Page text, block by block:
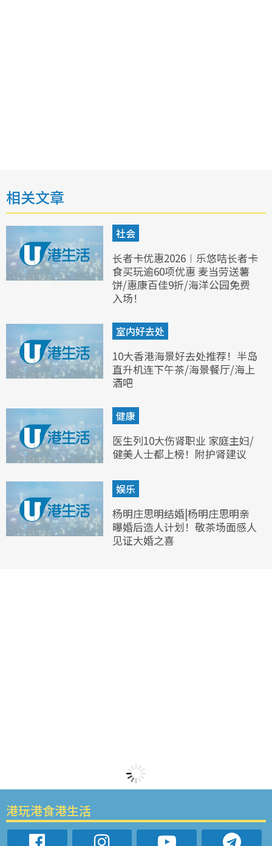
相关文章
社会
长者卡优惠2026︱乐悠咭长者卡
食买玩逾60项优惠 麦当劳送薯
饼/惠康百佳9折/海洋公园免费
入场！
室内好去处
10大香港海景好去处推荐！半岛
直升机连下午茶/海景餐厅/海上
酒吧
健康
医生列10大伤肾职业 家庭主妇/
健美人士都上榜！附护肾建议
娱乐
杨明庄思明结婚|杨明庄思明亲
曝婚后造人计划！敬茶场面感人
见证大婚之喜
港玩港食港生活